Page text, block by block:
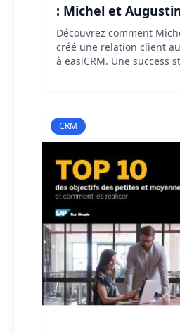
: Michel et
Découvrez comment
créé une relation client
à easiCRM. Une success
CRM